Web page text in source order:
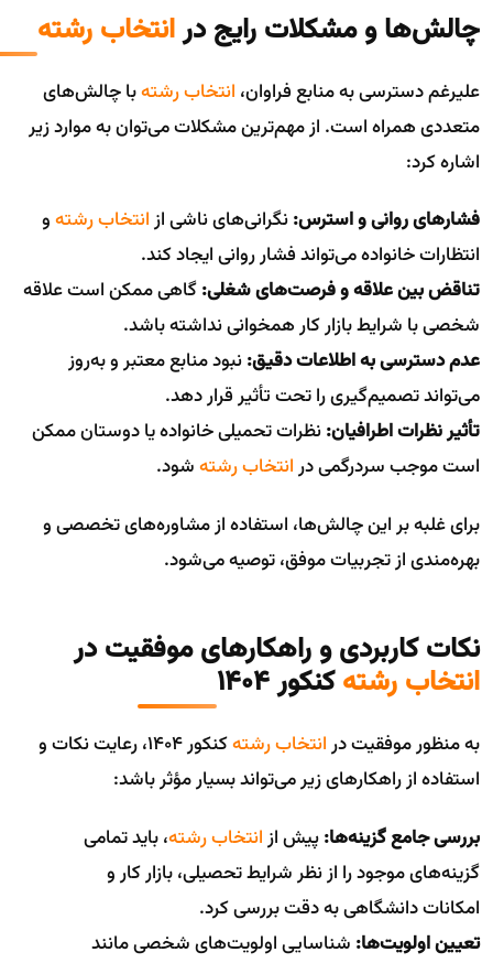
چالش‌ها و مشکلات رایج درانتخاب رشته
علیرغم دسترسی به منابع فراوان، انتخاب رشتهبا چالش‌های
متعددی همراه است. از مهم‌ترین مشکلات می‌توان به موارد زیر
اشاره کرد:
فشارهای روانی و استرس:نگرانی‌های ناشی ازانتخاب رشتهو
انتظارات خانواده می‌تواند فشار روانی ایجاد کند.
تناقض بین علاقه و فرصت‌های شغلی:گاهی ممکن است علاقه
شخصی با شرایط بازار کار همخوانی نداشته باشد.
عدم دسترسی به اطلاعات دقیق:نبود منابع معتبر و به‌روز
می‌تواند تصمیم‌گیری را تحت تأثیر قرار دهد.
تأثیر نظرات اطرافیان:نظرات تحمیلی خانواده یا دوستان ممکن
است موجب سردرگمی درانتخاب رشتهشود.
برای غلبه بر این چالش‌ها، استفاده از مشاوره‌های تخصصی و
بهره‌مندی از تجربیات موفق، توصیه می‌شود.
نکات کاربردی و راهکارهای موفقیت در
انتخاب رشتهکنکور 1404
به منظور موفقیت درانتخاب رشته
کنکور 1404، رعایت نکات و
استفاده از راهکارهای زیر می‌تواند بسیار مؤثر باشد:
بررسی جامع گزینه‌ها:پیش ازانتخاب رشته، باید تمامی
گزینه‌های موجود را از نظر شرایط تحصیلی، بازار کار و
امکانات دانشگاهی به دقت بررسی کرد.
تعیین اولویت‌ها: شناسایی اولویت‌های شخصی مانند